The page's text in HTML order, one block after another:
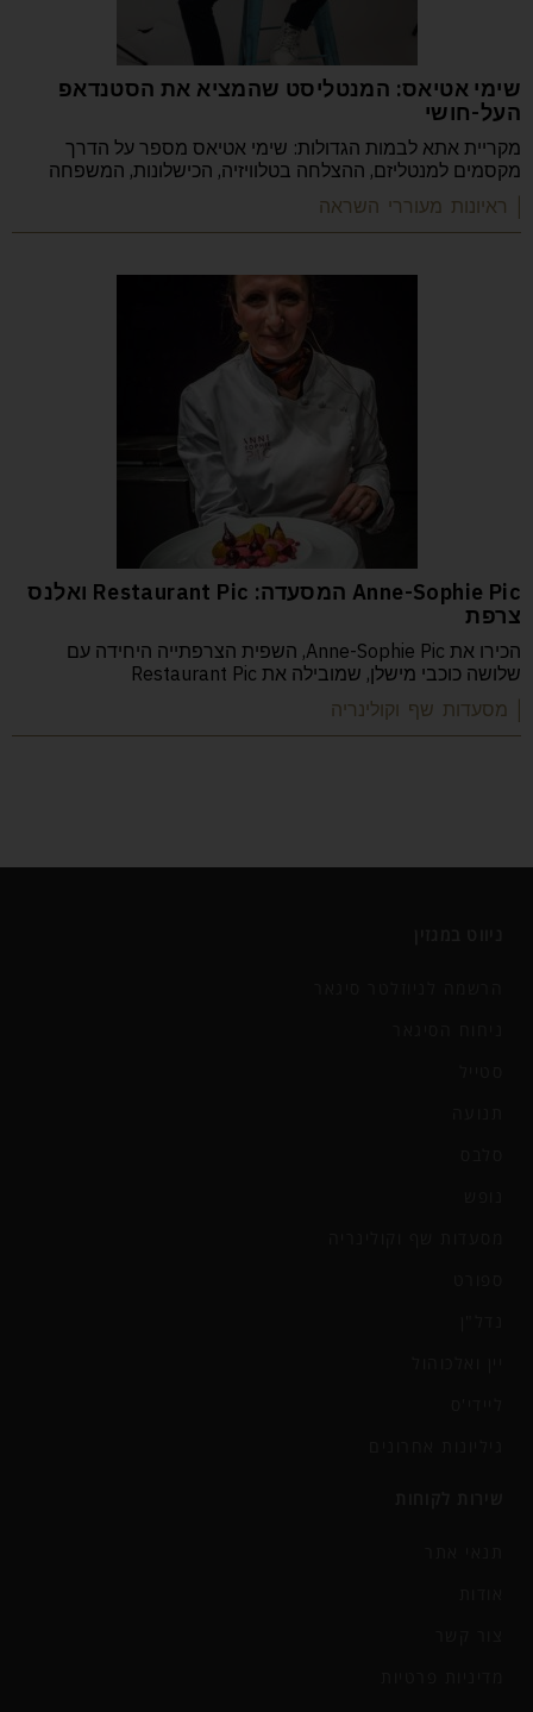
שימי אטיאס: המנטליסט שהמציא את הסטנדאפ
העל-חושי
מקריית אתא לבמות הגדולות: שימי אטיאס מספר על הדרך
מקסמים למנטליזם, ההצלחה בטלוויזיה, הכישלונות, המשפחה
| ראיונות מעוררי השראה
Anne-Sophie Pic המסעדה: Restaurant Pic ואלנס
צרפת
הכירו את Anne-Sophie Pic, השפית הצרפתייה היחידה עם
שלושה כוכבי מישלן, שמובילה את Restaurant Pic
| מסעדות שף וקולינריה